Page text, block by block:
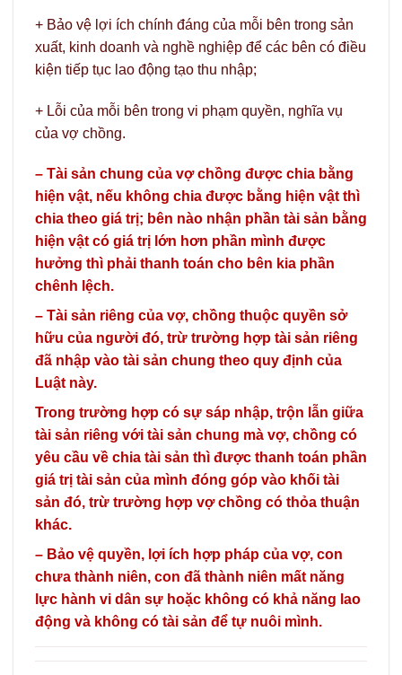
+ Bảo vệ lợi ích chính đáng của mỗi bên trong sản
xuất, kinh doanh và nghề nghiệp để các bên có điều
kiện tiếp tục lao động tạo thu nhập;
+ Lỗi của mỗi bên trong vi phạm quyền, nghĩa vụ
của vợ chồng.
– Tài sản chung của vợ chồng được chia bằng
hiện vật, nếu không chia được bằng hiện vật thì
chia theo giá trị; bên nào nhận phần tài sản bằng
hiện vật có giá trị lớn hơn phần mình được
hưởng thì phải thanh toán cho bên kia phần
chênh lệch.
– Tài sản riêng của vợ, chồng thuộc quyền sở
hữu của người đó, trừ trường hợp tài sản riêng
đã nhập vào tài sản chung theo quy định của
Luật này.
Trong trường hợp có sự sáp nhập, trộn lẫn giữa
tài sản riêng với tài sản chung mà vợ, chồng có
yêu cầu về chia tài sản thì được thanh toán phần
giá trị tài sản của mình đóng góp vào khối tài
sản đó, trừ trường hợp vợ chồng có thỏa thuận
khác.
– Bảo vệ quyền, lợi ích hợp pháp của vợ, con
chưa thành niên, con đã thành niên mất năng
lực hành vi dân sự hoặc không có khả năng lao
động và không có tài sản để tự nuôi mình.